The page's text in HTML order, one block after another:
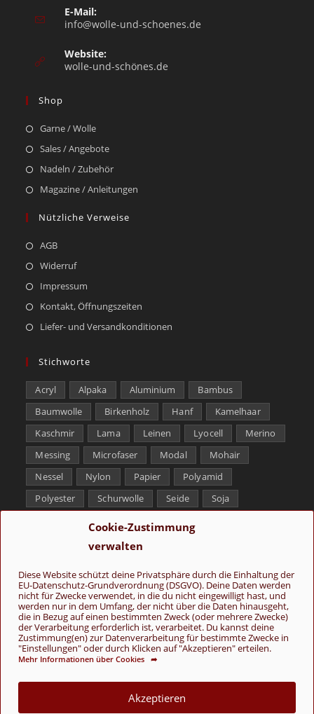
Cookie-Zustimmung
verwalten
Diese Website schützt deine Privatsphäre durch die Einhaltung der
EU-Datenschutz-Grundverordnung (DSGVO). Deine Daten werden
nicht für Zwecke verwendet, in die du nicht eingewilligt hast, und
werden nur in dem Umfang, der nicht über die Daten hinausgeht,
die in Bezug auf einen bestimmten Zweck (oder mehrere Zwecke)
der Verarbeitung erforderlich ist, verarbeitet. Du kannst deine
Zustimmung(en) zur Datenverarbeitung für bestimmte Zwecke in
"Einstellungen" oder durch Klicken auf "Akzeptieren" erteilen.
Mehr Informationen über Cookies ➦
Akzeptieren
E-Mail:
info@wolle-und-schoenes.de
Website:
wolle-und-schönes.de
Shop
Garne / Wolle
Sales / Angebote
Nadeln / Zubehör
Magazine / Anleitungen
Nützliche Verweise
AGB
Widerruf
Impressum
Kontakt, Öffnungszeiten
Liefer- und Versandkonditionen
Stichworte
Acryl Alpaka Aluminium
Bambus
Baumwolle
Birkenholz Hanf
Kamelhaar
Kaschmir
Lama Leinen Lyocell
Merino
Messing
Microfaser Modal
Mohair
Nessel
Nylon Papier
Polyamid
Polyester
Schurwolle Seide
Soja
Tencel
Yak
Folge uns